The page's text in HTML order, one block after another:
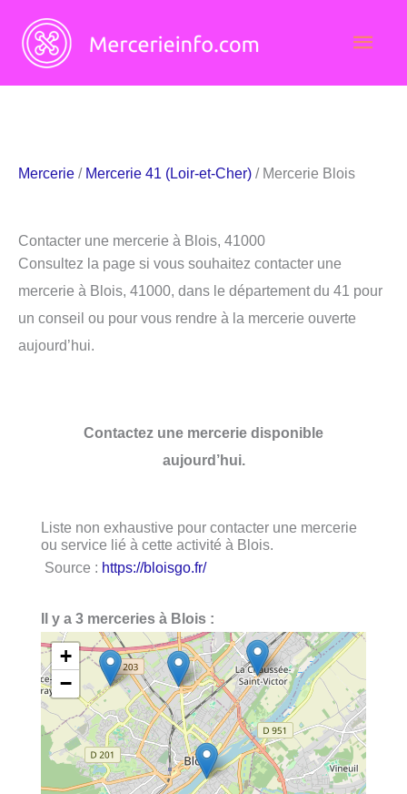
contenu
Mercerie / Mercerie 41 (Loir-et-Cher) / Mercerie Blois
Contacter une mercerie à Blois, 41000
Consultez la page si vous souhaitez contacter une
mercerie à Blois, 41000, dans le département du 41 pour
un conseil ou pour vous rendre à la mercerie ouverte
aujourd’hui.
Contactez une mercerie disponible
aujourd’hui.
Liste non exhaustive pour contacter une mercerie
ou service lié à cette activité à Blois.
Source : https://bloisgo.fr/
Il y a 3 merceries à Blois :
+
−